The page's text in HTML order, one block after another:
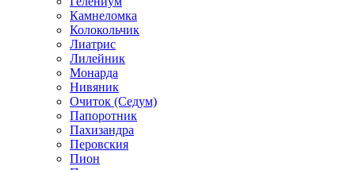
Камнеломка
Колокольчик
Лиатрис
Лилейник
Монарда
Нивяник
Очиток (Седум)
Папоротник
Пахизандра
Перовския
Пион